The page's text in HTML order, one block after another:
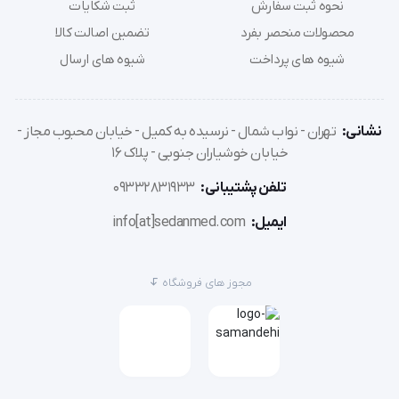
آدرس فروشگاه اینترنتی سدان مد مراجعه نمایید. این
محصول بصورت کاملا اوریجینال با ضمانت اصالت کالا در
اکسیژن ساز 5 لیتری محصول شرکت زنیت مد است،
مد شرکتی پیشرو در تکنولوژی مدرن و پیشرفته ساخت
تجهیزات پزشکی است.
از ویژگی‌های خوبی که این دستگاه دارد این است که همراه
دستگاه یک پالس اکسیمتر هم به شما داده می‌شود. این
دستگاه اکسیژن سازیک صفحه ال ای دی دارد که بر روی
نحوه ثبت سفارش
محصولات منحصر بفرد
شیوه های پرداخت
ثبت شکایات
تضمین اصالت کالا
شیوه های ارسال
نشانی: تهران - نواب شمال - نرسیده به کمیل - خیابان محبوب مجاز -
خیابان خوشیاران جنوبی - پلاک 16
تلفن پشتیبانی: 09332831933
ایمیل: info[at]sedanmed.com
مجوز های فروشگاه